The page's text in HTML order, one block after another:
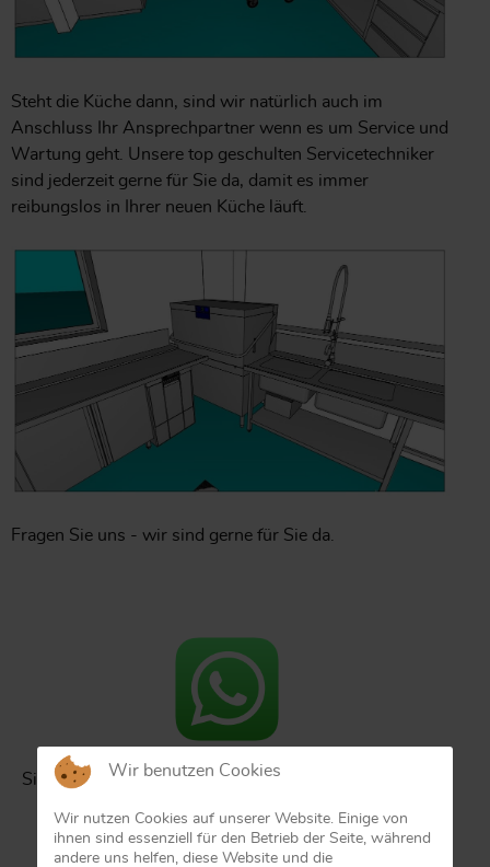
Steht die Küche dann, sind wir natürlich auch im
Anschluss Ihr Ansprechpartner wenn es um Service und
Wartung geht. Unsere top geschulten Servicetechniker
sind jederzeit gerne für Sie da, damit es immer
reibungslos in Ihrer neuen Küche läuft.
Fragen Sie uns - wir sind gerne für Sie da.
Sie können uns einfach perWhatsApp
Wir benutzen Cookies
Wir nutzen Cookies auf unserer Website. Einige von
ihnen sind essenziell für den Betrieb der Seite, während
andere uns helfen, diese Website und die